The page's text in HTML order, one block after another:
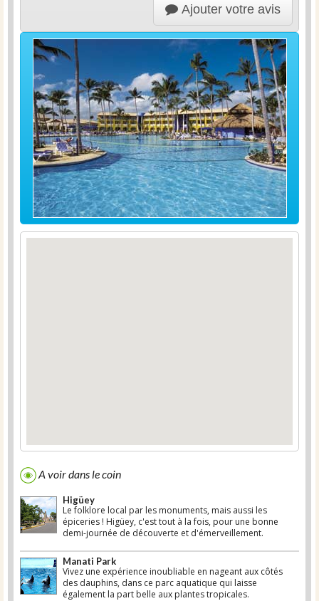
Ajouter votre avis
A voir dans le coin
Higüey
Le folklore local par les monuments, mais aussi les
épiceries ! Higüey, c'est tout à la fois, pour une bonne
demi-journée de découverte et d'émerveillement.
Manati Park
Vivez une expérience inoubliable en nageant aux côtés
des dauphins, dans ce parc aquatique qui laisse
également la part belle aux plantes tropicales.